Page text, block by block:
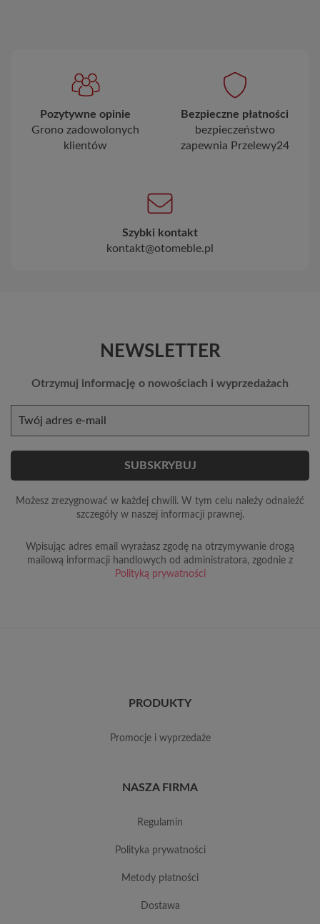
Pozytywne opinie
Grono zadowolonych
klientów
Bezpieczne płatności
bezpieczeństwo
zapewnia Przelewy24
Szybki kontakt
kontakt@otomeble.pl
NEWSLETTER
Otrzymuj informację o nowościach i wyprzedażach
Możesz zrezygnować w każdej chwili. W tym celu należy odnaleźć
szczegóły w naszej informacji prawnej.
Wpisując adres email wyrażasz zgodę na otrzymywanie drogą
mailową informacji handlowych od administratora, zgodnie z
Polityką prywatności
PRODUKTY
promocje i wyprzedaże
NASZA FIRMA
regulamin
polityka prywatności
metody płatności
dostawa